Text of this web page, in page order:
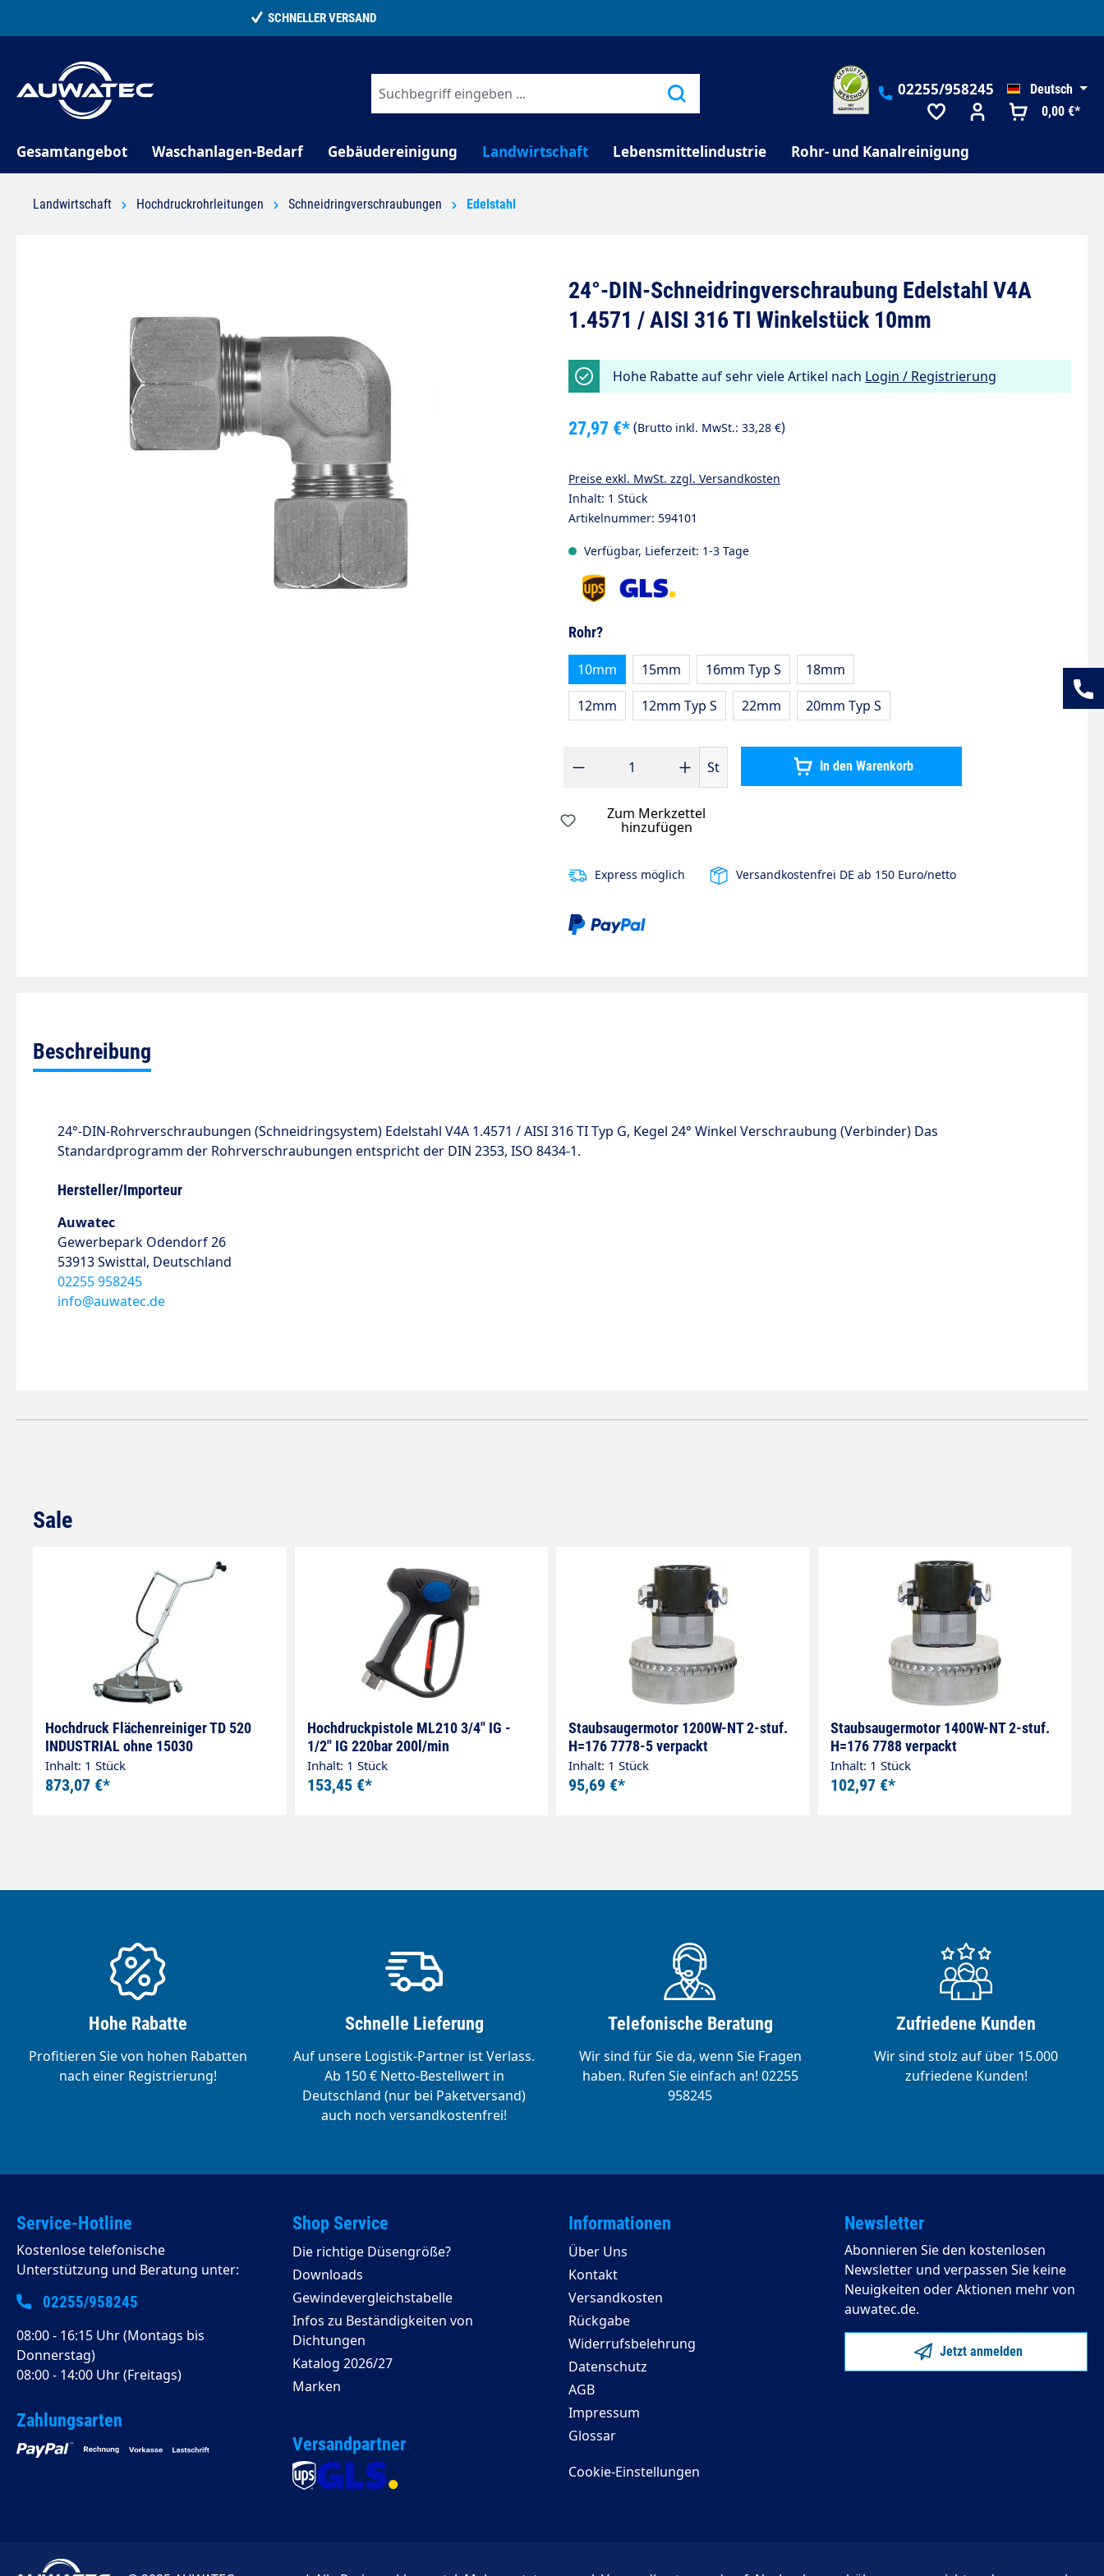
Zur Hauptnavigation springen
0,00 €*
02255/958245 Deutsch
Gesamtangebot Waschanlagen-Bedarf Gebäudereinigung Landwirtschaft Lebensmittelindustrie Rohr- und Kanalreinigung
Landwirtschaft Hochdruckrohrleitungen Schneidringverschraubungen Edelstahl
24°-DIN-Schneidringverschraubung Edelstahl V4A
1.4571 / AISI 316 TI Winkelstück 10mm
Hohe Rabatte auf sehr viele Artikel nach Login / Registrierung
27,97 €*(Brutto inkl. MwSt.: 33,28 €)
Preise exkl. MwSt. zzgl. Versandkosten
Inhalt: 1 Stück
Artikelnummer: 594101
Verfügbar, Lieferzeit: 1-3 Tage
Rohr?auswählen
10mm 15mm 16mm Typ S
18mm
12mm
12mm Typ S 22mm 20mm Typ S
Produkt Anzahl: Gib den gewünschten Wert ein oder benutze die Schaltflächen um die Anzahl zu
St In den Warenkorb
Zum Merkzettel
hinzufügen
Express möglich Versandkostenfrei DE ab 150 Euro/netto
Beschreibung
24°-DIN-Rohrverschraubungen (Schneidringsystem) Edelstahl V4A 1.4571 /AISI 316 TI Typ G, Kegel 24° Winkel Verschraubung (Verbinder) Das
Standardprogramm der Rohrverschraubungen entspricht der DIN 2353, ISO 8434-1.
Hersteller/Importeur
Auwatec
Gewerbepark Odendorf 26
53913 Swisttal, Deutschland
02255 958245
info@auwatec.de
Produktgalerie überspringen
Sale
Hochdruck Flächenreiniger TD 520
INDUSTRIAL ohne 15030
Inhalt: 1 Stück
873,07 €*
Hochdruckpistole ML210 3/4" IG -
1/2" IG 220bar 200l/min
Inhalt: 1 Stück
153,45 €*
Staubsaugermotor 1200W-NT 2-stuf.
H=176 7778-5 verpackt
Inhalt: 1 Stück
95,69 €*
Staubsaugermotor 1400W-NT 2-stuf.
H=176 7788 verpackt
Inhalt: 1 Stück
102,97 €*
Hohe Rabatte
Profitieren Sie von hohen Rabatten
nach einer Registrierung!
Schnelle Lieferung
Auf unsere Logistik-Partner ist Verlass.
Ab 150 € Netto-Bestellwert in
Deutschland (nur bei Paketversand)
auch noch versandkostenfrei!
Telefonische Beratung
Wir sind für Sie da, wenn Sie Fragen
haben. Rufen Sie einfach an! 02255
958245
Zufriedene Kunden
Wir sind stolz auf über 15.000
zufriedene Kunden!
Service-Hotline
Kostenlose telefonische
Unterstützung und Beratung unter:
02255/958245
08:00 - 16:15 Uhr (Montags bis
Donnerstag)
08:00 - 14:00 Uhr (Freitags)
Zahlungsarten
Shop Service
Die richtige Düsengröße?
Downloads
Gewindevergleichstabelle
Infos zu Beständigkeiten von
Dichtungen
Katalog 2026/27
Marken
Versandpartner
Informationen
Über Uns
Kontakt
Versandkosten
Rückgabe
Widerrufsbelehrung
Datenschutz
AGB
Impressum
Glossar
Cookie-Einstellungen
Newsletter
Abonnieren Sie den kostenlosen
Newsletter und verpassen Sie keine
Neuigkeiten oder Aktionen mehr von
auwatec.de.
Jetzt anmelden